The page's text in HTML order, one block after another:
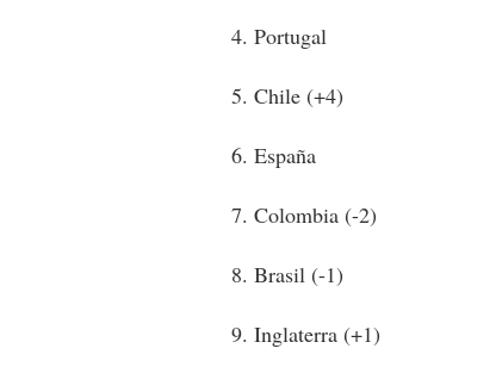
4. Portugal
5. Chile (+4)
6. España
7. Colombia (-2)
8. Brasil (-1)
9. Inglaterra (+1)